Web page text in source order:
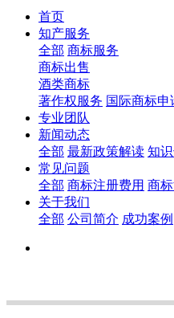
首页
知产服务
全部 商标服务
商标出售
酒类商标
著作权服务 国际商标申
专业团队
新闻动态
全部 最新政策解读 知
常见问题
全部 商标注册费用 商
关于我们
全部 公司简介 成功案例